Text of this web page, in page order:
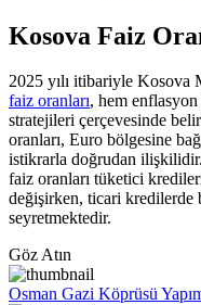
Kosova Faiz
2025 yılı itibariyle Kosova
faiz oranları, hem
stratejileri çerçevesinde
oranları, Euro bölgesine
istikrarla doğrudan ilişkilidir.
faiz oranları tüketici
değişirken, ticari kredilerde
seyretmektedir.
Göz Atın
Osman Gazi Köprüsü